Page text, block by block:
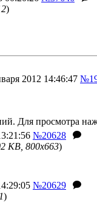
)
2012 14:46:47
Для просмотра
№20628
KB, 800x663)
№20629
)